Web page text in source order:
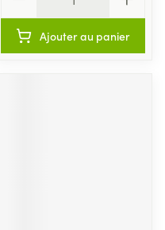
Ajouter au panier